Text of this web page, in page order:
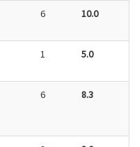
6 10.0
1 5.0
6 8.3